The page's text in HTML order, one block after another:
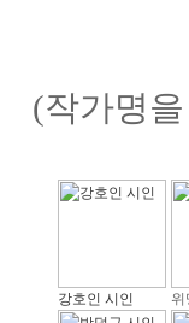
(작가명
강호인 시인 위